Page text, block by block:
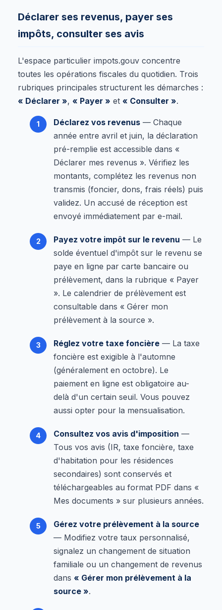
Déclarer ses revenus, payer ses
impôts, consulter ses avis
L'espace particulier impots.gouv concentre
toutes les opérations fiscales du quotidien. Trois
rubriques principales structurent les démarches :
« Déclarer », « Payer » et « Consulter ».
Déclarez vos revenus — Chaque
année entre avril et juin, la déclaration
pré-remplie est accessible dans «
Déclarer mes revenus ». Vérifiez les
montants, complétez les revenus non
transmis (foncier, dons, frais réels) puis
validez. Un accusé de réception est
envoyé immédiatement par e-mail.
Payez votre impôt sur le revenu — Le
solde éventuel d'impôt sur le revenu se
paye en ligne par carte bancaire ou
prélèvement, dans la rubrique « Payer
». Le calendrier de prélèvement est
consultable dans « Gérer mon
prélèvement à la source ».
Réglez votre taxe foncière — La taxe
foncière est exigible à l'automne
(généralement en octobre). Le
paiement en ligne est obligatoire au-
delà d'un certain seuil. Vous pouvez
aussi opter pour la mensualisation.
Consultez vos avis d'imposition —
Tous vos avis (IR, taxe foncière, taxe
d'habitation pour les résidences
secondaires) sont conservés et
téléchargeables au format PDF dans «
Mes documents » sur plusieurs années.
Gérez votre prélèvement à la source
— Modifiez votre taux personnalisé,
signalez un changement de situation
familiale ou un changement de revenus
dans « Gérer mon prélèvement à la
source ».